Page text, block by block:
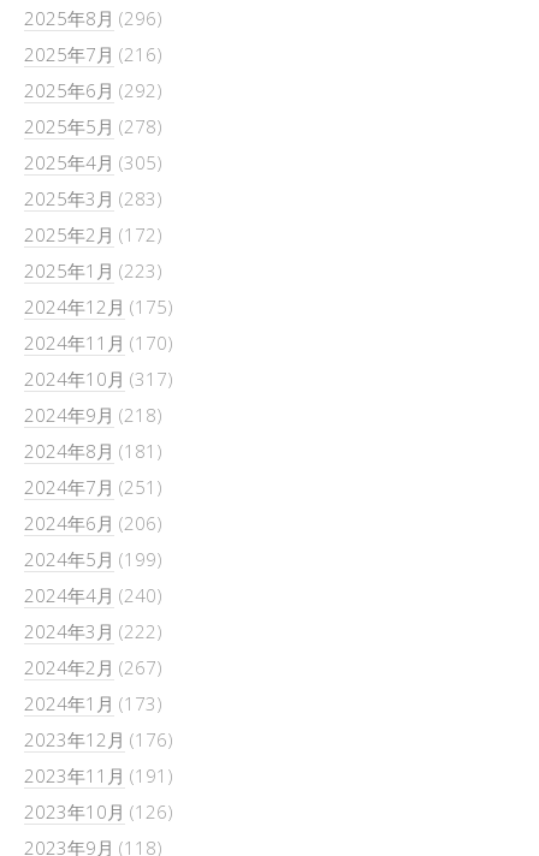
2025年8月 (296)
2025年7月 (216)
2025年6月 (292)
2025年5月 (278)
2025年4月 (305)
2025年3月 (283)
2025年2月 (172)
2025年1月 (223)
2024年12月 (175)
2024年11月 (170)
2024年10月 (317)
2024年9月 (218)
2024年8月 (181)
2024年7月 (251)
2024年6月 (206)
2024年5月 (199)
2024年4月 (240)
2024年3月 (222)
2024年2月 (267)
2024年1月 (173)
2023年12月 (176)
2023年11月 (191)
2023年10月 (126)
2023年9月 (118)